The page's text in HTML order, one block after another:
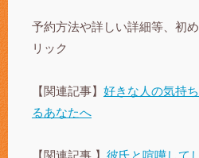
予約方法や詳しい詳細等、初
リック
【関連記事】 好きな人の気持
るあなたへ
【関連記事 】 彼氏と喧嘩して